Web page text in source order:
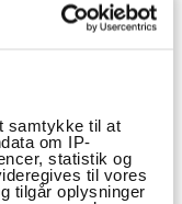
samtykke til at
om IP-
statistik og
til vores
tilgår oplysninger
børn den 23. maj